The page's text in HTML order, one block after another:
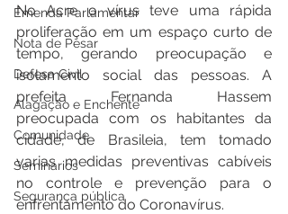
Emenda Parlamentar
Nota de Pesar
Defesa Civil
Alagação e Enchente
Comunidade
Seminários
Segurança pública
No Acre o vírus teve uma rápida
proliferação em um espaço curto de
tempo, gerando preocupação e
isolamento social das pessoas. A
prefeita Fernanda Hassem
preocupada com os habitantes da
cidade, de Brasileia, tem tomado
varias medidas preventivas cabíveis
no controle e prevenção para o
enfrentamento do Coronavírus.